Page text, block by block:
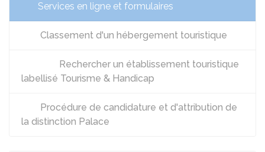
Services en ligne et formulaires
Classement d'un hébergement touristique
Rechercher un établissement touristique
labellisé Tourisme & Handicap
Procédure de candidature et d'attribution de
la distinction Palace